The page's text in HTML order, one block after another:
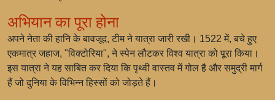
अभियान का पूरा होना
अपने नेता की हानि के बावजूद, टीम ने यात्रा जारी रखी। 1522 में, बचे हुए
एकमात्र जहाज, "विक्टोरिया", ने स्पेन लौटकर विश्व यात्रा को पूरा किया।
इस यात्रा ने यह साबित कर दिया कि पृथ्वी वास्तव में गोल है और समुद्री मार्ग
हैं जो दुनिया के विभिन्न हिस्सों को जोड़ते हैं।